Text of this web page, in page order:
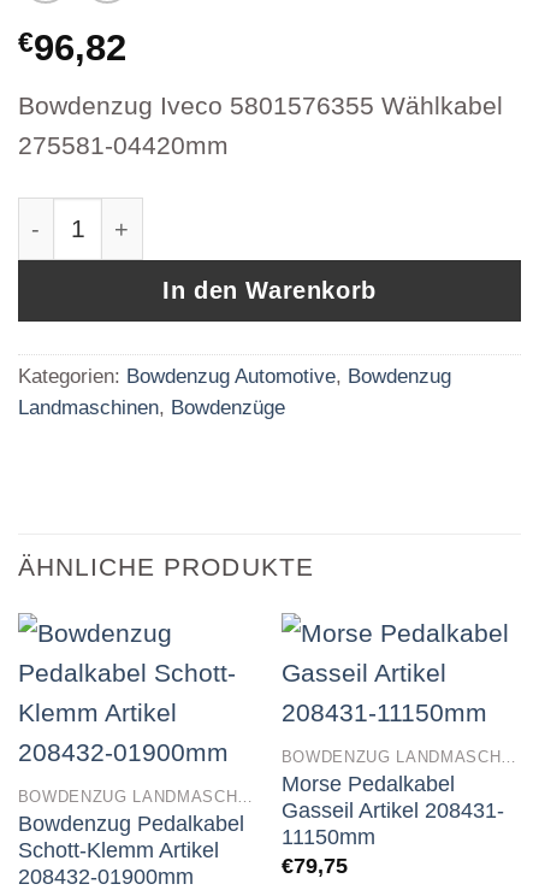
€96,82
Bowdenzug Iveco 5801576355 Wählkabel
275581-04420mm
In den Warenkorb
Kategorien: Bowdenzug Automotive, Bowdenzug
Landmaschinen, Bowdenzüge
ÄHNLICHE PRODUKTE
BOWDENZUG LANDMASCHINEN
Bowdenzug Pedalkabel
Schott-Klemm Artikel
208432-01900mm
BOWDENZUG LANDMASCHINEN
Morse Pedalkabel
Gasseil Artikel 208431-
11150mm
€79,75